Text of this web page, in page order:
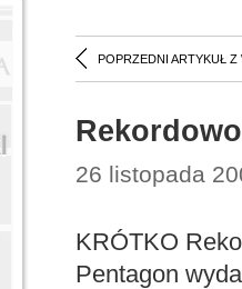
POPRZEDNI ARTYKUŁ Z
26 listopada
KRÓTKO
Pentagon